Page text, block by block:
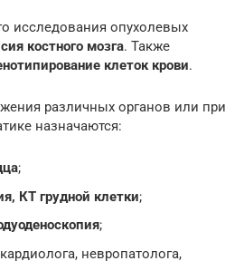
исследования опухолевых
костного мозга. Также
клеток крови.
различных органов или при
назначаются:
;
КТ грудной клетки;
;
невропатолога,